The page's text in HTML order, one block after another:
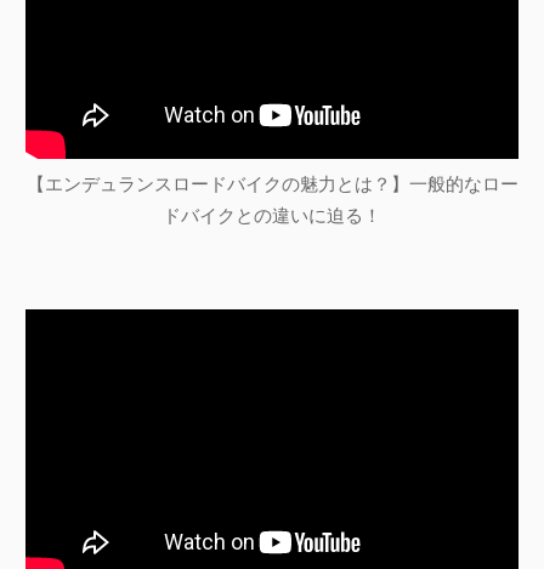
【エンデュランスロードバイクの魅力とは？】一般的なロー
ドバイクとの違いに迫る！